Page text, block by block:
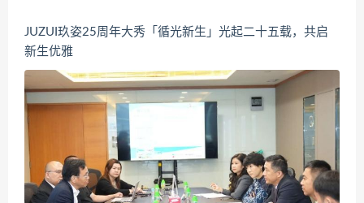
JUZUI玖姿25周年大秀「循光新生」光起二十五载，共启
新生优雅